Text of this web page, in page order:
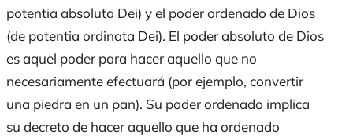
potentia absoluta Dei) y el poder ordenado de Dios
(de potentia ordinata Dei). El poder absoluto de Dios
es aquel poder para hacer aquello que no
necesariamente efectuará (por ejemplo, convertir
una piedra en un pan). Su poder ordenado implica
su decreto de hacer aquello que ha ordenado